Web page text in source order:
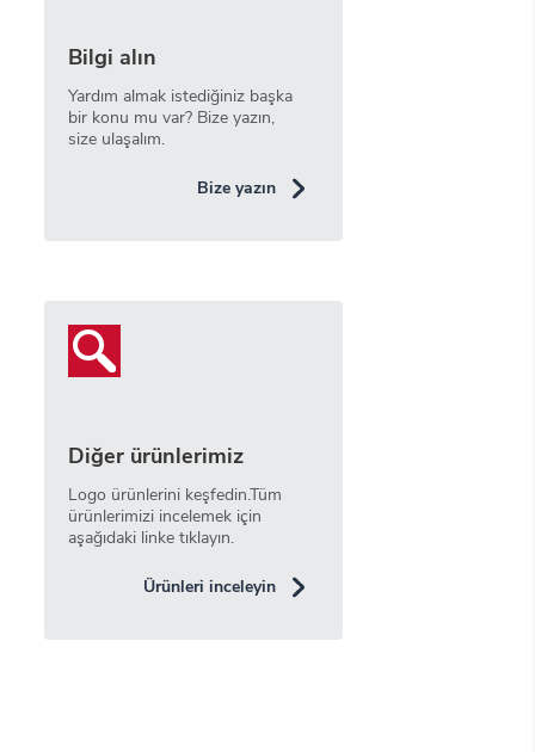
Bilgi alın
Yardım almak istediğiniz başka
bir konu mu var? Bize yazın,
size ulaşalım.
Bize yazın
Diğer ürünlerimiz
Logo ürünlerini keşfedin.Tüm
ürünlerimizi incelemek için
aşağıdaki linke tıklayın.
Ürünleri inceleyin